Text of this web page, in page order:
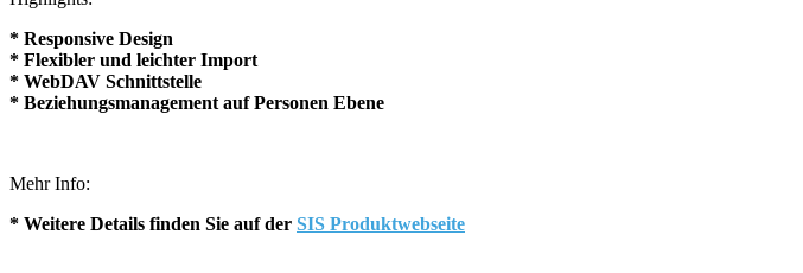
* Responsive Design
* Flexibler und leichter Import
* WebDAV Schnittstelle
* Beziehungsmanagement auf Personen Ebene
Mehr Info:
* Weitere Details finden Sie auf der SIS Produktwebseite